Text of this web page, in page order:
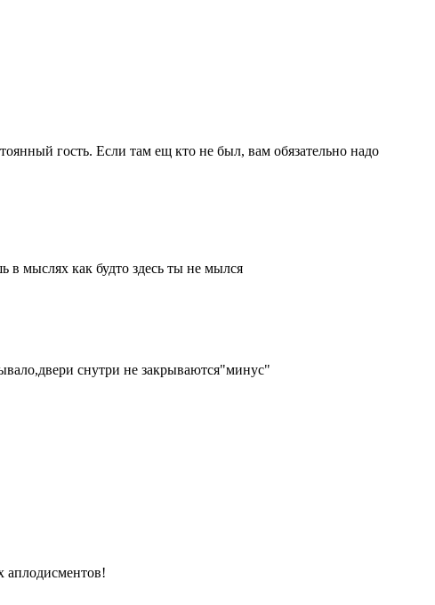
гость. Если там ещ кто не был, вам обязательно надо
в мыслях как будто здесь ты не мылся
снутри не закрываются"минус"
аплодисментов!